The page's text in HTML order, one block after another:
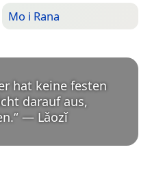
Mo i Rana
hat keine festen
darauf aus,
“ — Lǎozǐ